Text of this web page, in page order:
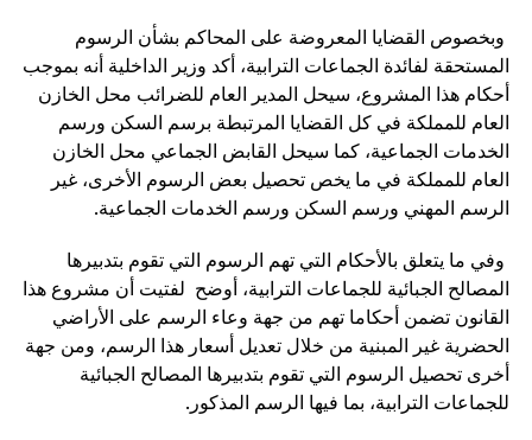
وبخصوص القضايا المعروضة على المحاكم بشأن الرسوم
المستحقة لفائدة الجماعات الترابية، أكد وزير الداخلية أنه بموجب
أحكام هذا المشروع، سيحل المدير العام للضرائب محل الخازن
العام للمملكة في كل القضايا المرتبطة برسم السكن ورسم
الخدمات الجماعية، كما سيحل القابض الجماعي محل الخازن
العام للمملكة في ما يخص تحصيل بعض الرسوم الأخرى، غير
الرسم المهني ورسم السكن ورسم الخدمات الجماعية.
وفي ما يتعلق بالأحكام التي تهم الرسوم التي تقوم بتدبيرها
المصالح الجبائية للجماعات الترابية، أوضح لفتيت أن مشروع هذا
القانون تضمن أحكاما تهم من جهة وعاء الرسم على الأراضي
الحضرية غير المبنية من خلال تعديل أسعار هذا الرسم، ومن جهة
أخرى تحصيل الرسوم التي تقوم بتدبيرها المصالح الجبائية
للجماعات الترابية، بما فيها الرسم المذكور.